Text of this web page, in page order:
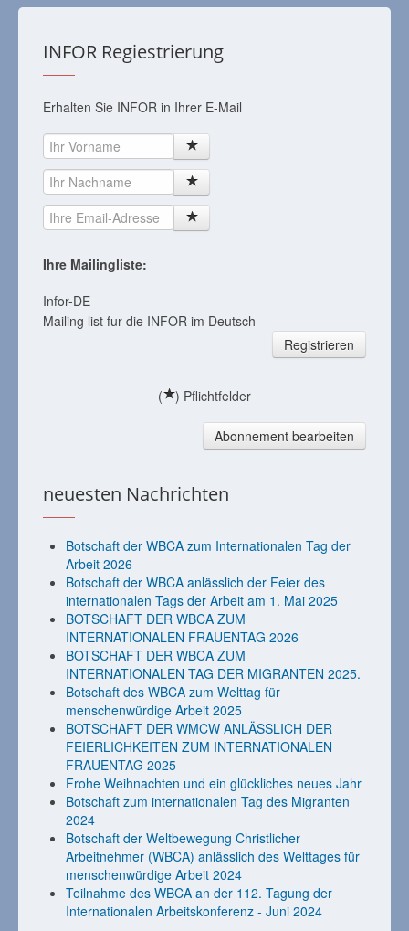
INFOR Regiestrierung
Erhalten Sie INFOR in Ihrer E-Mail
Ihre Mailingliste:
Infor-DE
Mailing list fur die INFOR im Deutsch
Registrieren
( ) Pflichtfelder
Abonnement bearbeiten
neuesten Nachrichten
Botschaft der WBCA zum Internationalen Tag der
Arbeit 2026
Botschaft der WBCA anlässlich der Feier des
internationalen Tags der Arbeit am 1. Mai 2025
BOTSCHAFT DER WBCA ZUM
INTERNATIONALEN FRAUENTAG 2026
BOTSCHAFT DER WBCA ZUM
INTERNATIONALEN TAG DER MIGRANTEN 2025.
Botschaft des WBCA zum Welttag für
menschenwürdige Arbeit 2025
BOTSCHAFT DER WMCW ANLÄSSLICH DER
FEIERLICHKEITEN ZUM INTERNATIONALEN
FRAUENTAG 2025
Frohe Weihnachten und ein glückliches neues Jahr
Botschaft zum internationalen Tag des Migranten
2024
Botschaft der Weltbewegung Christlicher
Arbeitnehmer (WBCA) anlässlich des Welttages für
menschenwürdige Arbeit 2024
Teilnahme des WBCA an der 112. Tagung der
Internationalen Arbeitskonferenz - Juni 2024